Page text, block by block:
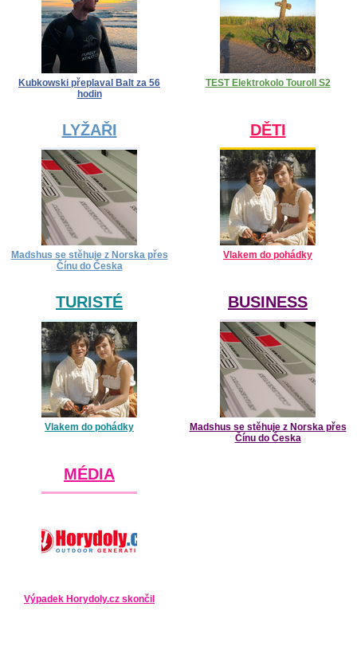
Kubkowski přeplaval Balt za 56
hodin
TEST Elektrokolo Touroll S2
LYŽAŘI
Madshus se stěhuje z Norska přes
Čínu do Česka
DĚTI
Vlakem do pohádky
TURISTÉ
Vlakem do pohádky
BUSINESS
Madshus se stěhuje z Norska přes
Čínu do Česka
MÉDIA
Výpadek Horydoly.cz skončil